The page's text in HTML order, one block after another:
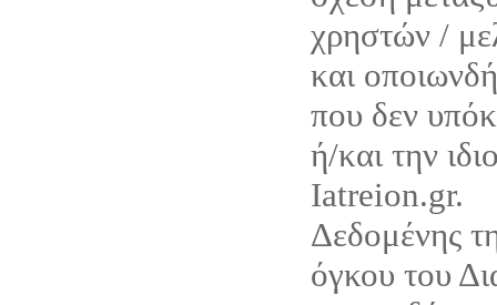
χρηστών /
και
που δεν
ή/και την
Iatreion.gr.
Δεδομένης
όγκου του